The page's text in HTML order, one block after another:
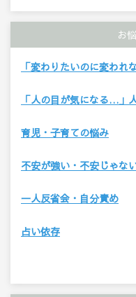
お
「変わりたいのに変われ
「人の目が気になる…」
育児・子育ての悩み
不安が強い・不安じゃな
一人反省会・自分責め
占い依存